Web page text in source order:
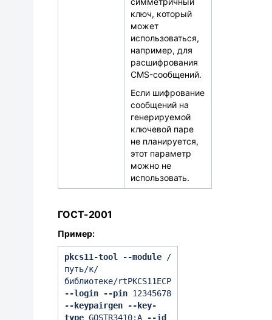
ключ, который
может
использоваться,
например, для
расшифрования
CMS-сообщений.
Если шифрование
сообщений на
генерируемой
ключевой паре
не планируется,
этот параметр
можно не
использовать.
ГОСТ-2001
Пример:
pkcs11-tool --module /
путь/к/
библиотеке/rtPKCS11ECP
--login --pin 12345678
--keypairgen --key-
type GOSTR3410:A --id